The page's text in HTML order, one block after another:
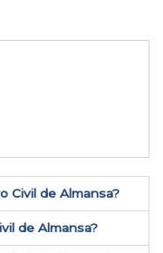
Civil de Almansa​?
de Almansa?